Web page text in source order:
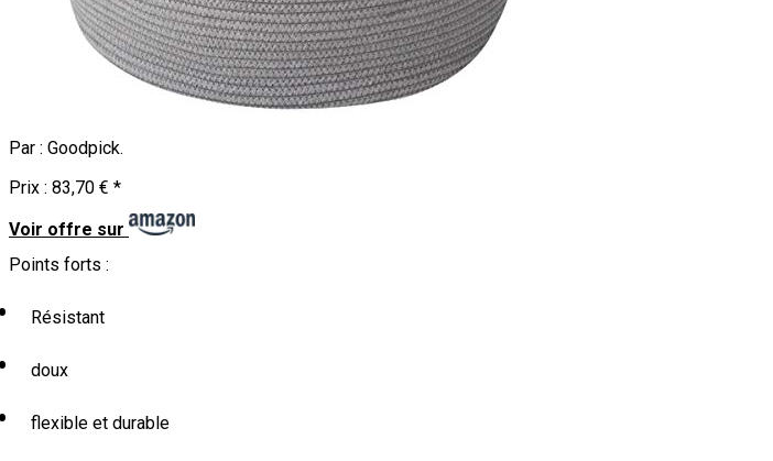
Par : Goodpick.
Prix : 83,70 € *
Voir offre sur
Points forts :
Résistant
doux
flexible et durable